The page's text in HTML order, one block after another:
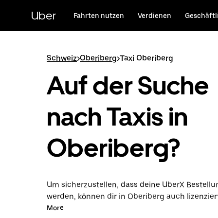
HauptinhaltUber Fahrten nutzen Verdienen
Schweiz>Oberiberg>Taxi Oberiberg
Auf der Suche
nach Taxis in
Oberiberg?
Um sicherzustellen, dass deine UberX
werden, können dir in Oberiberg auch
Taxifahrer*innen zugewiesen werden. In
More